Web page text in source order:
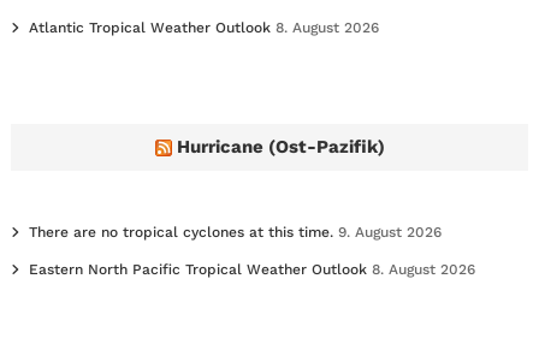
Atlantic Tropical Weather Outlook 8. August 2026
Hurricane (Ost-Pazifik)
There are no tropical cyclones at this time. 9. August 2026
Eastern North Pacific Tropical Weather Outlook 8. August 2026